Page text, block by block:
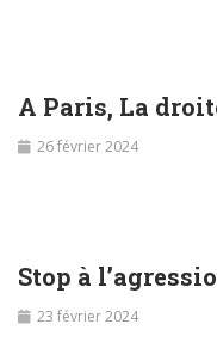
A Paris, La
26 février 2024
Stop à
23 février 2024